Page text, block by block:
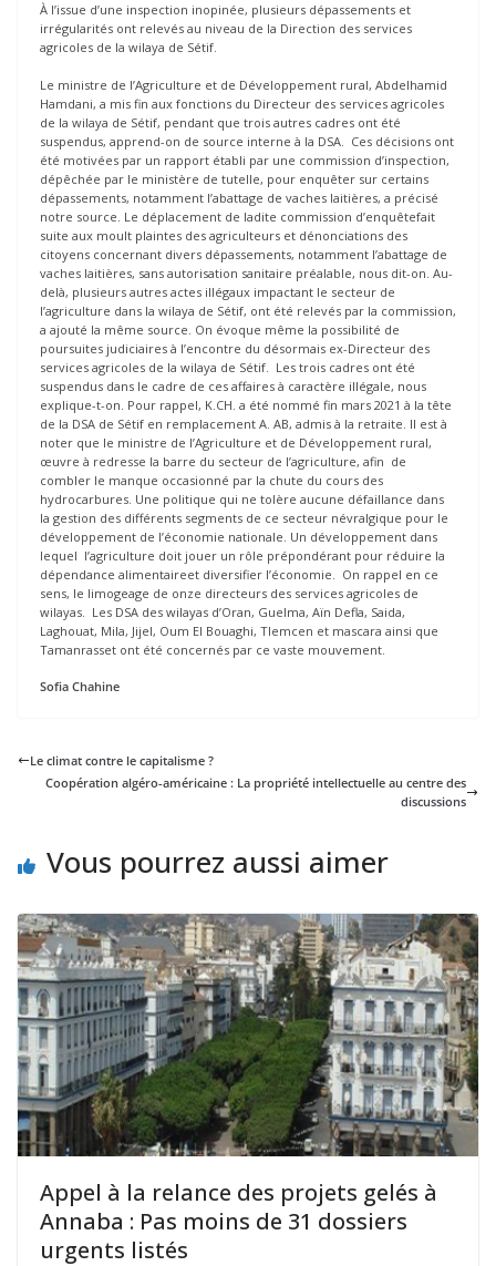
À l’issue d’une inspection inopinée, plusieurs dépassements et
irrégularités ont relevés au niveau de la Direction des services
agricoles de la wilaya de Sétif.
Le ministre de l’Agriculture et de Développement rural, Abdelhamid
Hamdani, a mis fin aux fonctions du Directeur des services agricoles
de la wilaya de Sétif, pendant que trois autres cadres ont été
suspendus, apprend-on de source interne à la DSA. Ces décisions ont
été motivées par un rapport établi par une commission d’inspection,
dépêchée par le ministère de tutelle, pour enquêter sur certains
dépassements, notamment l’abattage de vaches laitières, a précisé
notre source. Le déplacement de ladite commission d’enquêtefait
suite aux moult plaintes des agriculteurs et dénonciations des
citoyens concernant divers dépassements, notamment l’abattage de
vaches laitières, sans autorisation sanitaire préalable, nous dit-on. Au-
delà, plusieurs autres actes illégaux impactant le secteur de
l’agriculture dans la wilaya de Sétif, ont été relevés par la commission,
a ajouté la même source. On évoque même la possibilité de
poursuites judiciaires à l’encontre du désormais ex-Directeur des
services agricoles de la wilaya de Sétif. Les trois cadres ont été
suspendus dans le cadre de ces affaires à caractère illégale, nous
explique-t-on. Pour rappel, K.CH. a été nommé fin mars 2021 à la tête
de la DSA de Sétif en remplacement A. AB, admis à la retraite. Il est à
noter que le ministre de l’Agriculture et de Développement rural,
œuvre à redresse la barre du secteur de l’agriculture, afin de
combler le manque occasionné par la chute du cours des
hydrocarbures. Une politique qui ne tolère aucune défaillance dans
la gestion des différents segments de ce secteur névralgique pour le
développement de l’économie nationale. Un développement dans
lequel l’agriculture doit jouer un rôle prépondérant pour réduire la
dépendance alimentaireet diversifier l’économie. On rappel en ce
sens, le limogeage de onze directeurs des services agricoles de
wilayas. Les DSA des wilayas d’Oran, Guelma, Aïn Defla, Saida,
Laghouat, Mila, Jijel, Oum El Bouaghi, Tlemcen et mascara ainsi que
Tamanrasset ont été concernés par ce vaste mouvement.
Sofia Chahine
Le climat contre le capitalisme ?
Coopération algéro-américaine : La propriété intellectuelle au centre des
discussions
Vous pourrez aussi aimer
Appel à la relance des projets gelés à
Annaba : Pas moins de 31 dossiers
urgents listés